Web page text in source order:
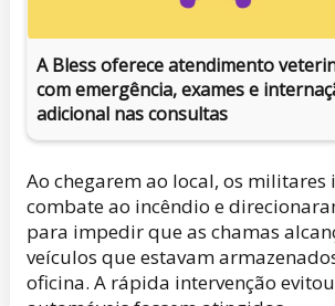
A Bless oferece atendimento
com emergência, exames e
adicional nas consultas
Ao chegarem ao local, os militares
combate ao incêndio e
para impedir que as chamas
veículos que estavam
oficina. A rápida intervenção